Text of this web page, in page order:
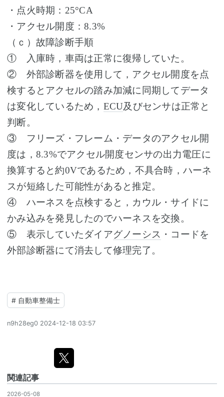
・点火時期：25°CA
・アクセル開度：8.3%
（ｃ）故障診断手順
① 入庫時，車両は正常に復帰していた。
② 外部診断器を使用して，アクセル開度を点
検するとアクセルの踏み加減に同期してデータ
は変化しているため， ECU及びセンサは正常と
判断。
③ フリーズ・フレーム・データのアクセル開
度は，8.3%でアクセル開度センサの出力電圧に
換算すると約0Vであるため，不具合時，ハーネ
スが短絡した可能性があると推定。
④ ハーネスを点検すると，カウル・サイドに
かみ込みを発見したのでハーネスを交換。
⑤ 表示していたダイアグノーシス ・コードを
外部診断器にて消去して修理完了。
# 自動車整備士
n9h28eg0 2024-12-18 03:57
関連記事
2026-05-08